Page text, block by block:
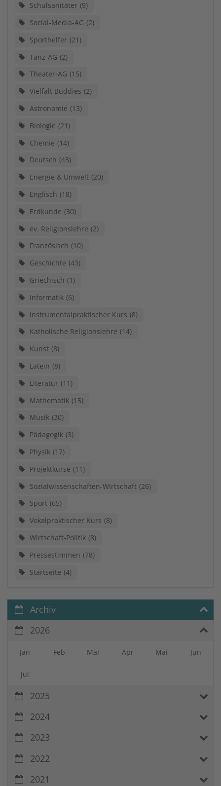
Schulsanitäter 9
Social-Media-AG 2
Sporthelfer 21
Tanz-AG 2
Theater-AG 15
Vielfalt Buddies 2
Astronomie 13
Biologie 21
Chemie 14
Deutsch 43
Energie & Umwelt 20
Englisch 18
Erdkunde 30
ev. Religionslehre 2
Französisch 10
Geschichte 43
Griechisch 1
Informatik 6
Instrumentalpraktischer Kurs 8
Katholische Religionslehre 14
Kunst 8
Latein 8
Literatur 11
Mathematik 15
Musik 30
Pädagogik 3
Physik 17
Projektkurse 11
Sozialwissenschaften-Wirtschaft 26
Sport 65
Vokalpraktischer Kurs 8
Wirtschaft-Politik 8
Pressestimmen 78
Startseite 4
Archiv
2026
Jan Feb Mär Apr Mai Jun
Jul
2025
2024
2023
2022
2021